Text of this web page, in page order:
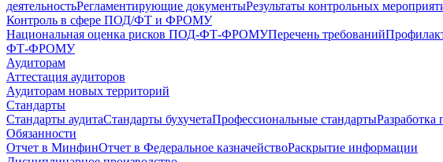
деятельностьРегламентирующие документыРезультаты контрольных
Контроль в сфере ПОД/ФТ и ФРОМУ
Национальная оценка рисков ПОД-ФТ-ФРОМУПеречень требований
ФТ-ФРОМУ
Аудиторам
Аттестация аудиторов
Аудиторам новых территорий
Стандарты
Стандарты аудитаСтандарты бухучетаПрофессиональные стандартыРазработка
Обязанности
Отчет в МинфинОтчет в Федеральное казначействоРаскрытие информации